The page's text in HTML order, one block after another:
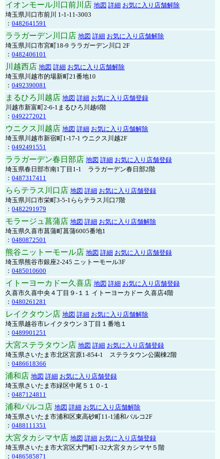
イオンモール川口前川店 地図 詳細 お気に入り店舗解除
埼玉県川口市前川 1-1-11-3003
： 0482641591
ララガーデン川口店 地図 詳細 お気に入り店舗解除
埼玉県川口市宮町18-9 ララガーデン川口 2F
： 0482406101
川越西店 地図 詳細 お気に入り店舗解除
埼玉県川越市的場新町21番地10
： 0492390081
まるひろ川越店 地図 詳細 お気に入り店舗登録
川越市新富町2-6-1まるひろ川越6階
： 0492272021
ウニクス川越店 地図 詳細 お気に入り店舗解除
埼玉県川越市新宿町1-17-1 ウニクス川越2F
： 0492491551
ララガーデン春日部店 地図 詳細 お気に入り店舗登録
埼玉県春日部市南1丁目1-1 ララガーデン春日部2階
： 0487317411
ららテラス川口店 地図 詳細 お気に入り店舗登録
埼玉県川口市栄町3-5-1ららテラス川口7階
： 0482291979
モラージュ菖蒲店 地図 詳細 お気に入り店舗解除
埼玉県久喜市菖蒲町菖蒲6005番地1
： 0480872501
熊谷ニットーモール店 地図 詳細 お気に入り店舗登録
埼玉県熊谷市銀座2-245 ニットーモール3F
： 0485010600
イトーヨーカドー久喜店 地図 詳細 お気に入り店舗登録
久喜市久喜中央４丁目９-１１ イトーヨーカドー 久喜店4階
： 0480261281
レイクタウン店 地図 詳細 お気に入り店舗解除
埼玉県越谷市レイクタウン３丁目１番地１
： 0489901251
大宮ステラタウン店 地図 詳細 お気に入り店舗登録
埼玉県さいたま市北区宮原1-854-1 ステラタウン公園棟2階
： 0486618366
浦和店 地図 詳細 お気に入り店舗登録
埼玉県さいたま市緑区中尾５１０-１
： 0487124811
浦和パルコ店 地図 詳細 お気に入り店舗解除
埼玉県さいたま市浦和区東高砂町11-1浦和パルコ2F
： 0488111351
大宮タカシマヤ店 地図 詳細 お気に入り店舗登録
埼玉県さいたま市大宮区大門町1-32大宮タカシマヤ５階
： 0486585871